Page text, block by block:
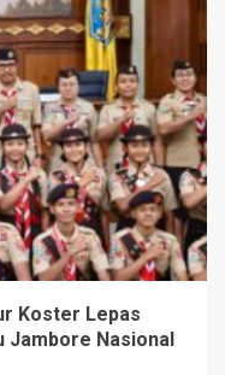
Koster Lepas
Jambore Nasional